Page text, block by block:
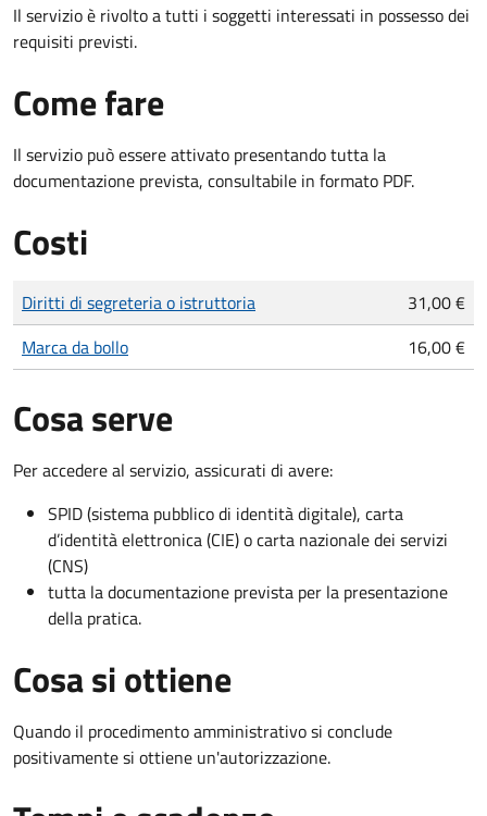
Il servizio è rivolto a tutti i soggetti interessati in possesso dei
requisiti previsti.
Come fare
Il servizio può essere attivato presentando tutta la
documentazione prevista, consultabile in formato PDF.
Costi
Tipo di pagamento
Importo
Diritti di segreteria o istruttoria
31,00 €
Marca da bollo
16,00 €
Cosa serve
Per accedere al servizio, assicurati di avere:
SPID (sistema pubblico di identità digitale), carta
d’identità elettronica (CIE) o carta nazionale dei servizi
(CNS)
tutta la documentazione prevista per la presentazione
della pratica.
Cosa si ottiene
Quando il procedimento amministrativo si conclude
positivamente si ottiene un'autorizzazione.